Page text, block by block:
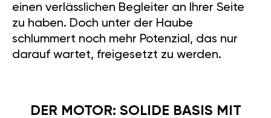
einen verlässlichen Begleiter an Ihrer Seite
zu haben. Doch unter der Haube
schlummert noch mehr Potenzial, das nur
darauf wartet, freigesetzt zu werden.
DER MOTOR: SOLIDE BASIS MIT